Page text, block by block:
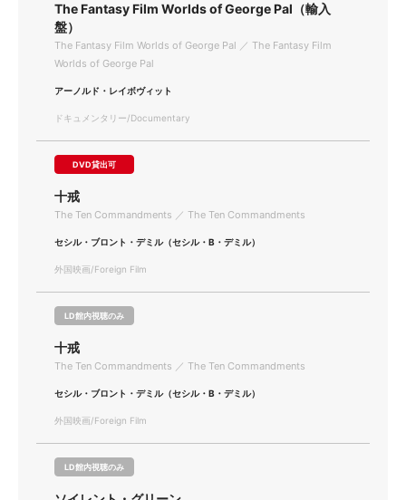
The Fantasy Film Worlds of George Pal（輸入
盤）
The Fantasy Film Worlds of George Pal ／ The Fantasy Film
Worlds of George Pal
アーノルド・レイボヴィット
ドキュメンタリー/Documentary
DVD貸出可
十戒
The Ten Commandments ／ The Ten Commandments
セシル・ブロント・デミル（セシル・B・デミル）
外国映画/Foreign Film
LD館内視聴のみ
十戒
The Ten Commandments ／ The Ten Commandments
セシル・ブロント・デミル（セシル・B・デミル）
外国映画/Foreign Film
LD館内視聴のみ